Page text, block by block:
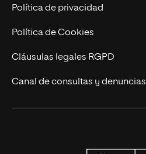
Contacto
Política de privacidad
Política de Cookies
Cláusulas legales RGPD
Canal de consultas y denuncias